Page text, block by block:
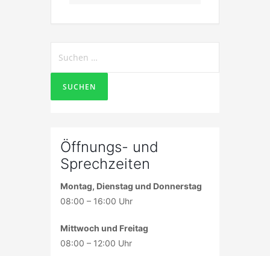
nach:
Öffnungs- und
Sprechzeiten
Montag, Dienstag und Donnerstag
08:00 – 16:00 Uhr
Mittwoch und Freitag
08:00 – 12:00 Uhr